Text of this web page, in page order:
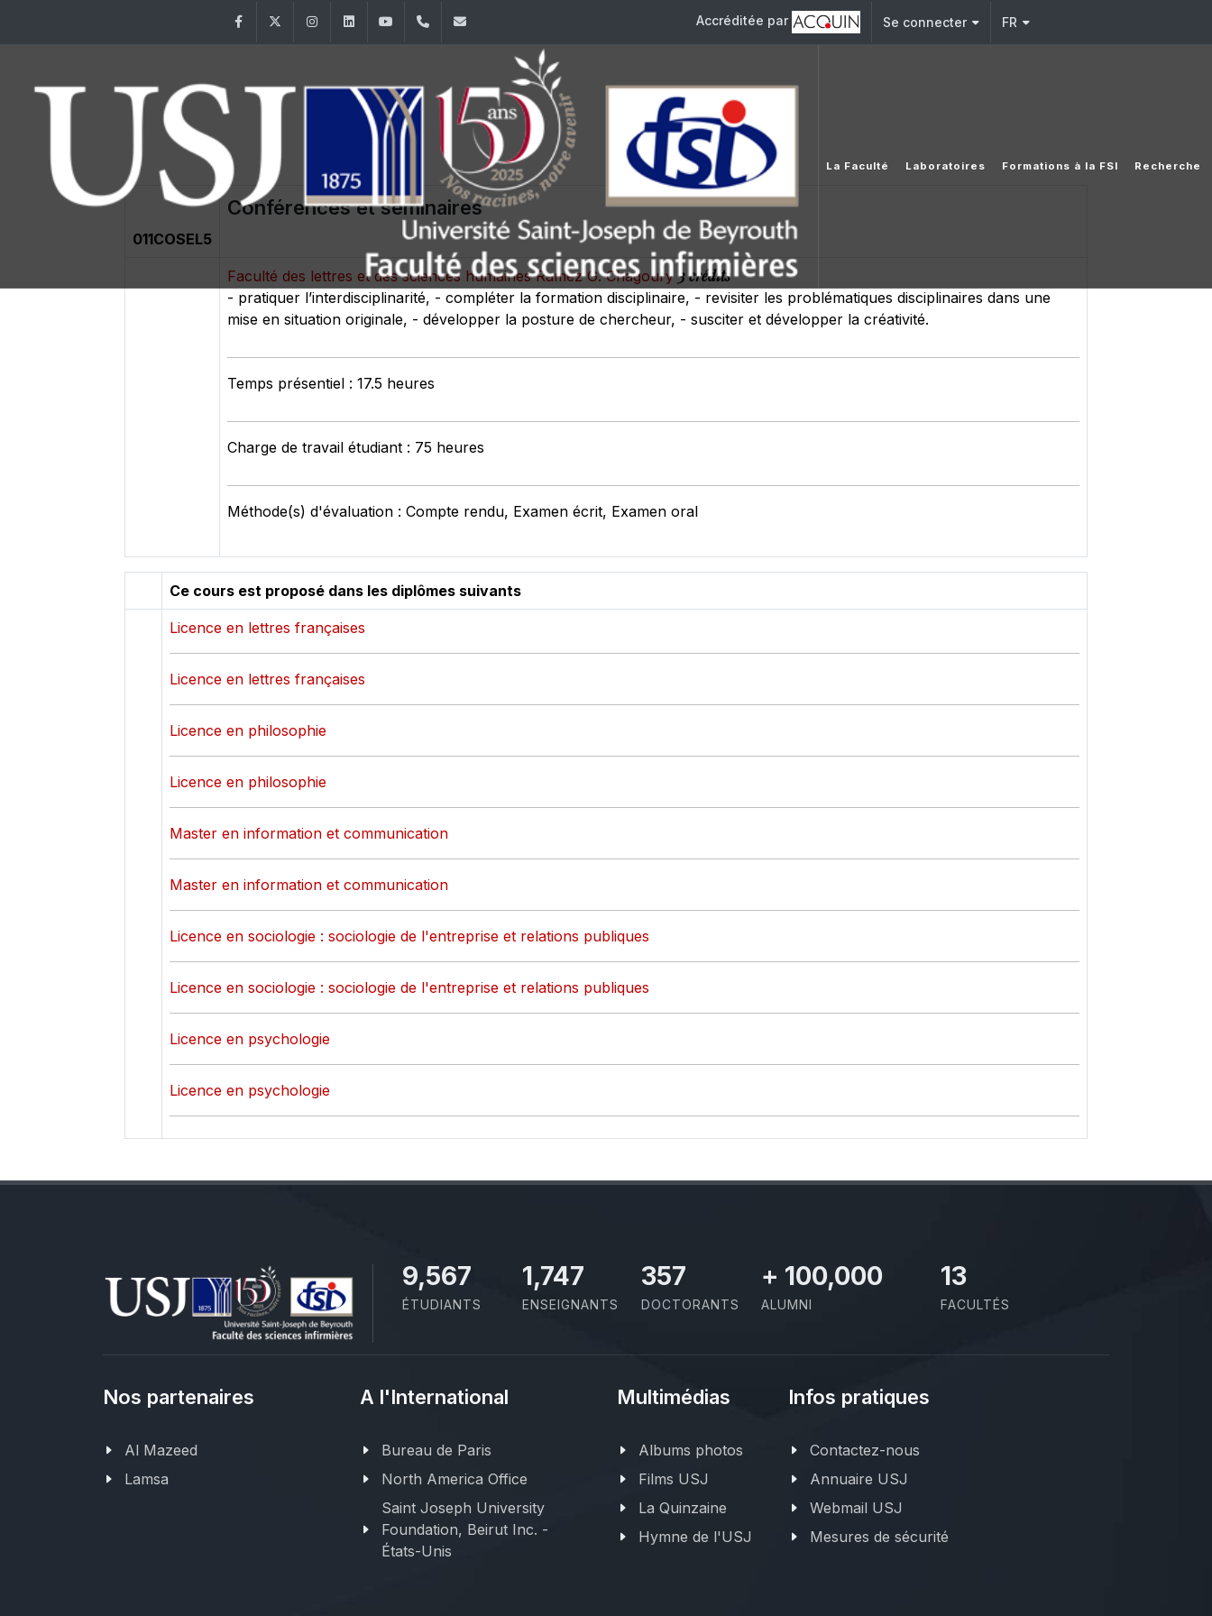
FacebookTwitter InstagramLinkedInYouTube+961 (1) 421 240 Accréditée par Se connecter FR
La Faculté Laboratoires Formations à la FSI Recherche
011COSEL5
Conférences et séminaires
Faculté des lettres et des sciences humaines Ramez G. Chagoury3 crédits
- pratiquer l’interdisciplinarité, - compléter la formation disciplinaire, - revisiter les problématiques disciplinaires dans une
mise en situation originale, - développer la posture de chercheur, - susciter et développer la créativité.
Temps présentiel : 17.5 heures
Charge de travail étudiant : 75 heures
Méthode(s) d'évaluation : Compte rendu, Examen écrit, Examen oral
Ce cours est proposé dans les diplômes suivants
Licence en lettres françaises
Licence en lettres françaises
Licence en philosophie
Licence en philosophie
Master en information et communication
Master en information et communication
Licence en sociologie : sociologie de l'entreprise et relations publiques
Licence en sociologie : sociologie de l'entreprise et relations publiques
Licence en psychologie
Licence en psychologie
11,110
ÉTUDIANTS
2,029
ENSEIGNANTS
414
DOCTORANTS
+ 100,000
ALUMNI
13
FACULTÉS
Nos partenaires
Al Mazeed
Lamsa
A l'International
Bureau de Paris
North America Office
Saint Joseph University
Foundation, Beirut Inc. -
États-Unis
Multimédias
Albums photos
Films USJ
La Quinzaine
Hymne de l'USJ
Infos pratiques
Contactez-nous
Annuaire USJ
Webmail USJ
Mesures de sécurité